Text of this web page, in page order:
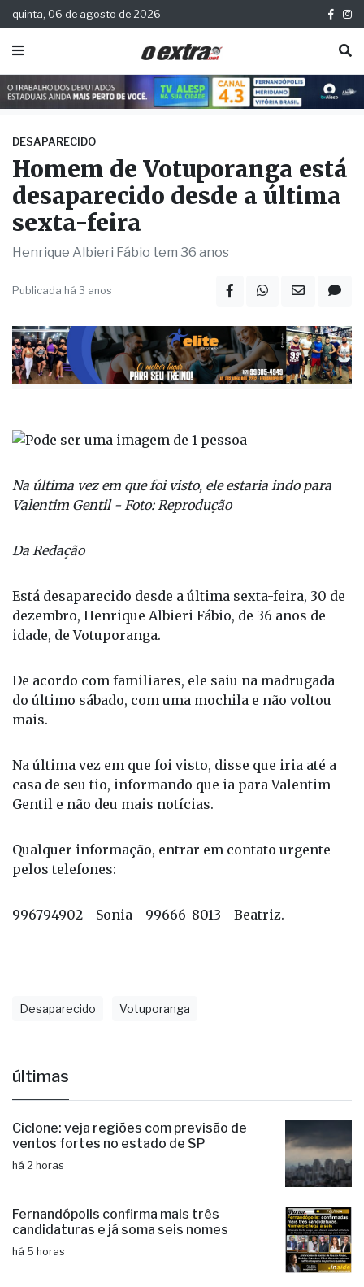
quinta, 06 de agosto de 2026
DESAPARECIDO
Homem de Votuporanga está
desaparecido desde a última
sexta-feira
Henrique Albieri Fábio tem 36 anos
Publicada há 3 anos
Na última vez em que foi visto, ele estaria indo para
Valentim Gentil - Foto: Reprodução
Da Redação
Está desaparecido desde a última sexta-feira, 30 de
dezembro, Henrique Albieri Fábio, de 36 anos de
idade, de Votuporanga.
De acordo com familiares, ele saiu na madrugada
do último sábado, com uma mochila e não voltou
mais.
Na última vez em que foi visto, disse que iria até a
casa de seu tio, informando que ia para Valentim
Gentil e não deu mais notícias.
Qualquer informação, entrar em contato urgente
pelos telefones:
996794902 - Sonia - 99666-8013 - Beatriz.
Desaparecido Votuporanga
últimas
Ciclone: veja regiões com previsão de
ventos fortes no estado de SP
há 2 horas
Fernandópolis confirma mais três
candidaturas e já soma seis nomes
há 5 horas